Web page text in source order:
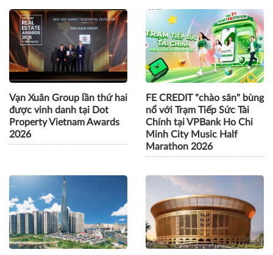
Vạn Xuân Group lần thứ hai
được vinh danh tại Dot
Property Vietnam Awards
2026
FE CREDIT "chào sân" bùng
nổ với Trạm Tiếp Sức Tài
Chính tại VPBank Ho Chi
Minh City Music Half
Marathon 2026